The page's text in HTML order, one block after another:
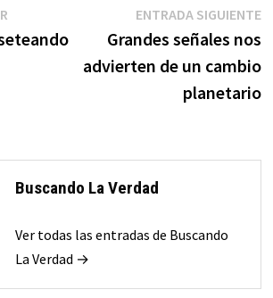
Entrada
anterior:
ENTRADA SIGUIENTE
Grandes señales nos
advierten de un cambio
planetario
Buscando La Verdad
Ver todas las entradas de Buscando
La Verdad →